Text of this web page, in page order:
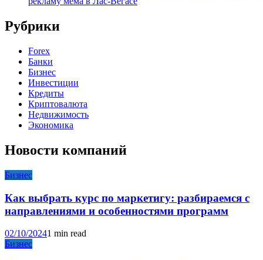
Рубрики
Forex
Банки
Бизнес
Инвестиции
Кредиты
Криптовалюта
Недвижимость
Экономика
Новости компаний
Бизнес
Как выбрать курс по маркетигу: разбираемся с
направлениями и особенностями программ
02/10/20241 min read
Бизнес